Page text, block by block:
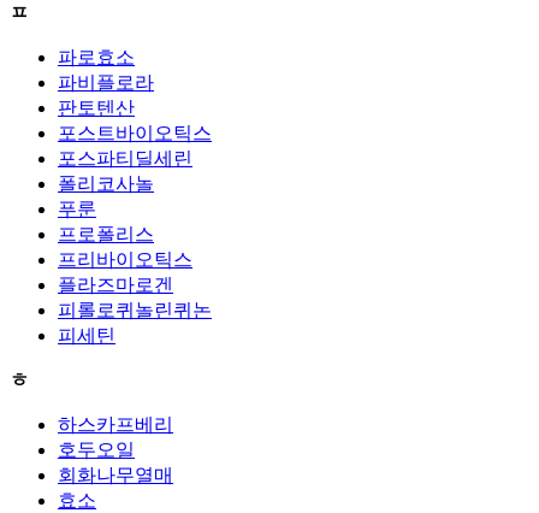
ㅍ
파로효소
파비플로라
판토텐산
포스트바이오틱스
포스파티딜세린
폴리코사놀
푸룬
프로폴리스
프리바이오틱스
플라즈마로겐
피롤로퀴놀린퀴논
피세틴
ㅎ
하스카프베리
호두오일
회화나무열매
효소